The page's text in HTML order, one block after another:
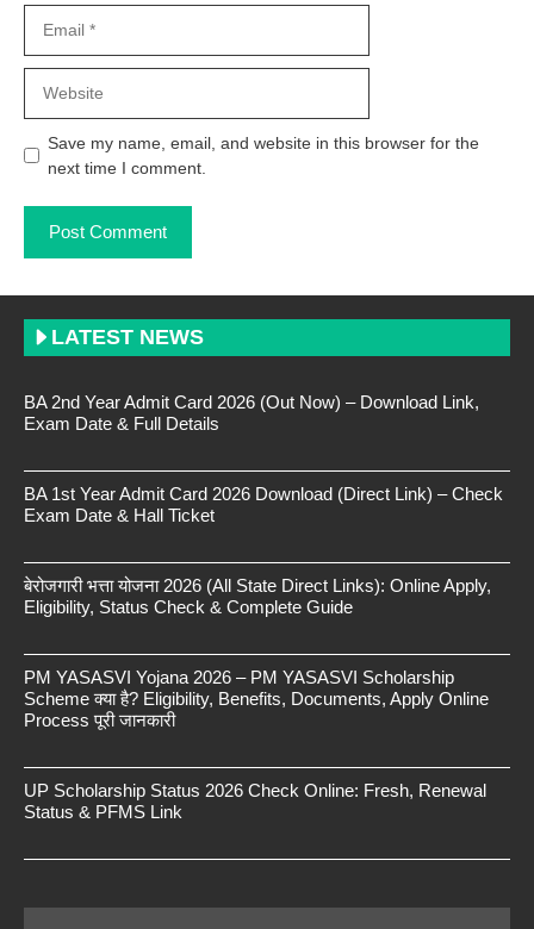
Save my name, email, and website in this browser for the
next time I comment.
LATEST NEWS
BA 2nd Year Admit Card 2026 (Out Now) – Download Link,
Exam Date & Full Details
BA 1st Year Admit Card 2026 Download (Direct Link) – Check
Exam Date & Hall Ticket
बेरोजगारी भत्ता योजना 2026 (All State Direct Links): Online Apply,
Eligibility, Status Check & Complete Guide
PM YASASVI Yojana 2026 – PM YASASVI Scholarship
Scheme क्या है? Eligibility, Benefits, Documents, Apply Online
Process पूरी जानकारी
UP Scholarship Status 2026 Check Online: Fresh, Renewal
Status & PFMS Link